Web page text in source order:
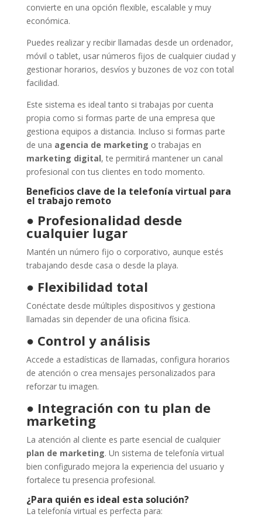
convierte en una opción flexible, escalable y muy
económica.
Puedes realizar y recibir llamadas desde un ordenador,
móvil o tablet, usar números fijos de cualquier ciudad y
gestionar horarios, desvíos y buzones de voz con total
facilidad.
Este sistema es ideal tanto si trabajas por cuenta
propia como si formas parte de una empresa que
gestiona equipos a distancia. Incluso si formas parte
de una agencia de marketing o trabajas en
marketing digital, te permitirá mantener un canal
profesional con tus clientes en todo momento.
Beneficios clave de la telefonía virtual para
el trabajo remoto
● Profesionalidad desde
cualquier lugar
Mantén un número fijo o corporativo, aunque estés
trabajando desde casa o desde la playa.
● Flexibilidad total
Conéctate desde múltiples dispositivos y gestiona
llamadas sin depender de una oficina física.
● Control y análisis
Accede a estadísticas de llamadas, configura horarios
de atención o crea mensajes personalizados para
reforzar tu imagen.
● Integración con tu plan de
marketing
La atención al cliente es parte esencial de cualquier
plan de marketing. Un sistema de telefonía virtual
bien configurado mejora la experiencia del usuario y
fortalece tu presencia profesional.
¿Para quién es ideal esta solución?
La telefonía virtual es perfecta para: